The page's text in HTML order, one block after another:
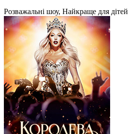
Розважальні шоу, Найкраще для дітей